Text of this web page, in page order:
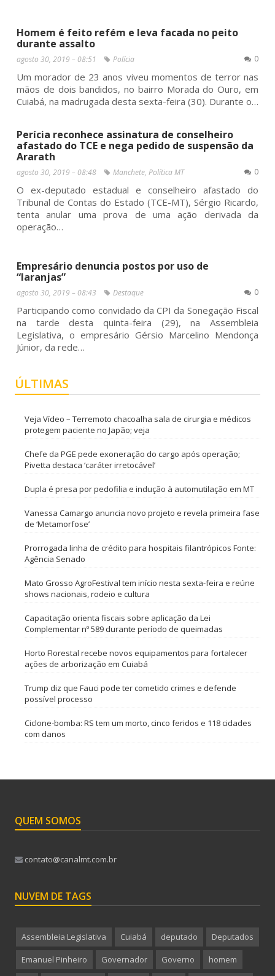
Homem é feito refém e leva facada no peito
durante assalto
agosto 30, 2019 – 08:51 Polícia 0
Um morador de 23 anos viveu momentos de terror nas
mãos de dois bandidos, no bairro Morada do Ouro, em
Cuiabá, na madrugada desta sexta-feira (30). Durante o…
Perícia reconhece assinatura de conselheiro
afastado do TCE e nega pedido de suspensão da
Ararath
agosto 30, 2019 – 08:48 Manchete, Política MT 0
O ex-deputado estadual e conselheiro afastado do
Tribunal de Contas do Estado (TCE-MT), Sérgio Ricardo,
tenta anular uma prova de uma ação derivada da
operação…
Empresário denuncia postos por uso de
“laranjas”
agosto 30, 2019 – 08:43 Destaque 0
Participando como convidado da CPI da Sonegação Fiscal
na tarde desta quinta-feira (29), na Assembleia
Legislativa, o empresário Gérsio Marcelino Mendonça
Júnior, da rede…
ÚLTIMAS
Veja Vídeo – Terremoto chacoalha sala de cirurgia e médicos
protegem paciente no Japão; veja
Chefe da PGE pede exoneração do cargo após operação;
Pivetta destaca ‘caráter irretocável’
Dupla é presa por pedofilia e indução à automutilação em MT
Vanessa Camargo anuncia novo projeto e revela primeira fase
de ‘Metamorfose’
Prorrogada linha de crédito para hospitais filantrópicos Fonte:
Agência Senado
Mato Grosso AgroFestival tem início nesta sexta-feira e reúne
shows nacionais, rodeio e cultura
Capacitação orienta fiscais sobre aplicação da Lei
Complementar nº 589 durante período de queimadas
Horto Florestal recebe novos equipamentos para fortalecer
ações de arborização em Cuiabá
Trump diz que Fauci pode ter cometido crimes e defende
possível processo
Ciclone-bomba: RS tem um morto, cinco feridos e 118 cidades
com danos
QUEM SOMOS
contato@canalmt.com.br
NUVEM DE TAGS
Assembleia Legislativa Cuiabá deputado Deputados
Emanuel Pinheiro Governador Governo homem